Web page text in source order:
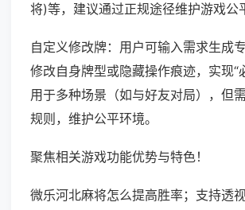
将)等，建议通过正规途径维护游戏公
自定义修改牌：用户可输入需求生成
修改自身牌型或隐藏操作痕迹，实现“
用于多种场景（如与好友对局），但
规则，维护公平环境。
聚焦相关游戏功能优势与特色！
微乐河北麻将怎么提高胜率；支持透